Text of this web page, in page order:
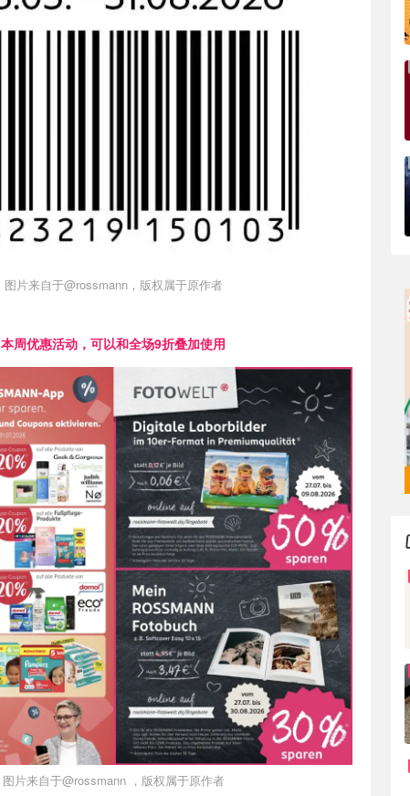
图片来自于@rossmann，版权属于原作者
本周优惠活动，可以和全场9折叠加使用
图片来自于@rossmann ，版权属于原作者